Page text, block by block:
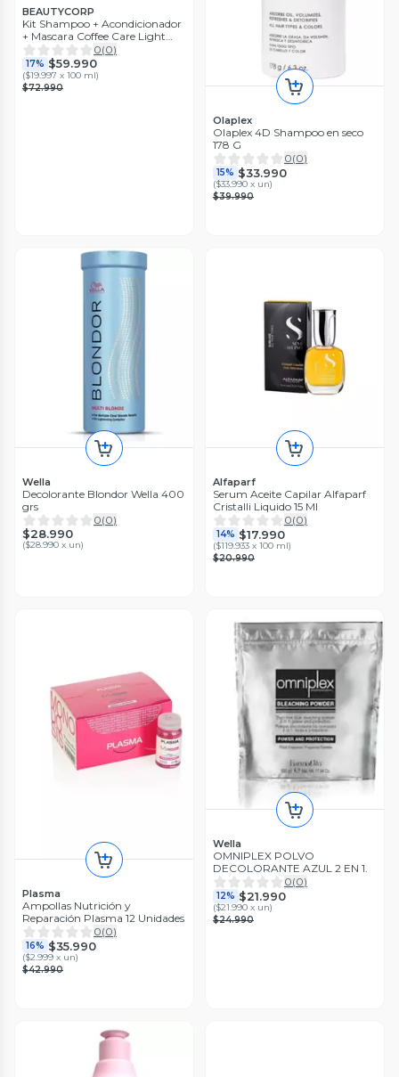
BEAUTYCORP
Kit Shampoo + Acondicionador
+ Mascara Coffee Care Light
Nutrición 300 ml
0(0)
17% $59.990
($19.997 x 100 ml)
$72.990
Olaplex
Olaplex 4D Shampoo en seco
178 G
0(0)
15% $33.990
($33.990 x un)
$39.990
Wella
Decolorante Blondor Wella 400
grs
0(0)
$28.990
($28.990 x un)
Alfaparf
Serum Aceite Capilar Alfaparf
Cristalli Liquido 15 Ml
0(0)
14% $17.990
($119.933 x 100 ml)
$20.990
Plasma
Ampollas Nutrición y
Reparación Plasma 12 Unidades
0(0)
16% $35.990
($2.999 x un)
$42.990
Wella
OMNIPLEX POLVO
DECOLORANTE AZUL 2 EN 1.
0(0)
12% $21.990
($21.990 x un)
$24.990